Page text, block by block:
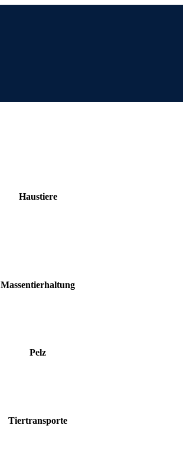
Haustiere
Massentierhaltung
Pelz
Tiertransporte